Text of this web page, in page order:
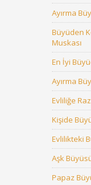
Ayırma
Büyüden
Muskası
En İyi
Ayırma
Evliliğe
Kişide
Evlilikteki
Aşk
Papaz